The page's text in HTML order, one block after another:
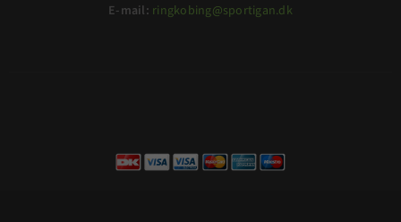
E-mail: ringkobing@sportigan.dk